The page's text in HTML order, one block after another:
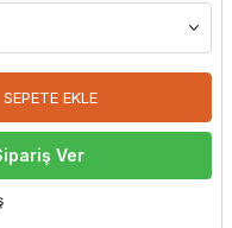
SEPETE EKLE
Ver